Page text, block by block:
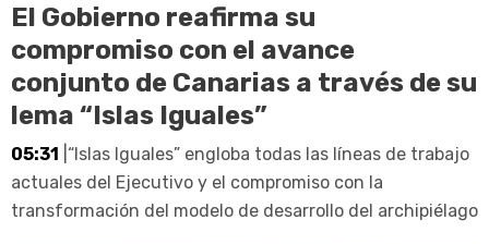
El Gobierno reafirma su
compromiso con el avance
conjunto de Canarias a través de su
lema “Islas Iguales”
05:31 |“Islas Iguales” engloba todas las líneas de trabajo
actuales del Ejecutivo y el compromiso con la
transformación del modelo de desarrollo del archipiélago